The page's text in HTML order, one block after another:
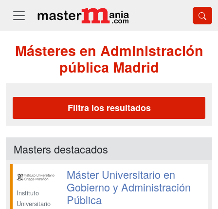
Másteres en Administración
pública Madrid
Filtra los resultados
Masters destacados
Instituto
Universitario
Máster Universitario en
Gobierno y Administración
Pública